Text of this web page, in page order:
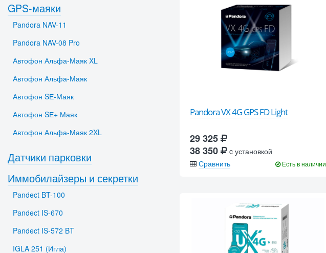
Pandora VX 4G GPS FD Light
29 325
38 350
c установкой
Сравнить
Есть в наличии
GPS-маяки
Pandora NAV-11
Pandora NAV-08 Pro
Автофон Альфа-Маяк XL
Автофон Альфа-Маяк
Автофон SЕ-Маяк
Автофон SЕ+ Маяк
Автофон Альфа-Маяк 2XL
Датчики парковки
Иммобилайзеры и секретки
Pandect BT-100
Pandect IS-670
Pandect IS-572 BT
IGLA 251 (Игла)